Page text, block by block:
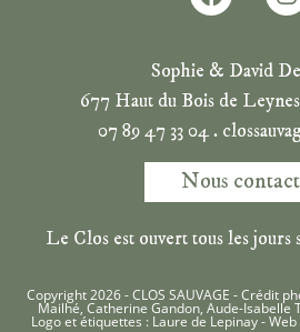
Sophie & David
677 Haut du Bois de
07 89 47 33 04 .
Nous
Le Clos est ouvert tous les jours
Copyright 2026 - CLOS SAUVAGE - Crédit
Mailhé, Catherine Gandon, Aude-Isabelle
Logo et étiquettes : Laure de Lepinay -